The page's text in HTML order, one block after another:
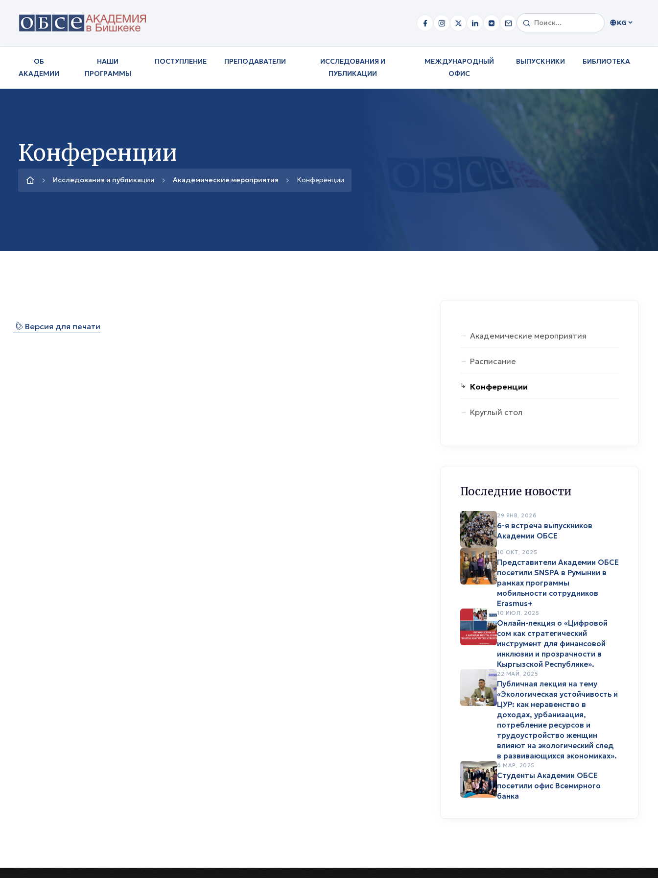
KG
ОБ
АКАДЕМИИ
НАШИ
ПРОГРАММЫ
ПОСТУПЛЕНИЕ ПРЕПОДАВАТЕЛИ
ИССЛЕДОВАНИЯ И
ПУБЛИКАЦИИ
МЕЖДУНАРОДНЫЙ
ОФИС
ВЫПУСКНИКИ БИБЛИОТЕКА
Конференции
Исследования и публикации Академические мероприятия Конференции
⎙ Версия для печати
Академические мероприятия
Расписание
Конференции
Круглый стол
Последние новости
29 ЯНВ, 2026
6-я встреча выпускников
Академии ОБСЕ
10 ОКТ, 2025
Представители Академии ОБСЕ
посетили SNSPA в Румынии в
рамках программы
мобильности сотрудников
Erasmus+
10 ИЮЛ, 2025
Онлайн-лекция о «Цифровой
сом как стратегический
инструмент для финансовой
инклюзии и прозрачности в
Кыргызской Республике».
22 МАЙ, 2025
Публичная лекция на тему
«Экологическая устойчивость и
ЦУР: как неравенство в
доходах, урбанизация,
потребление ресурсов и
трудоустройство женщин
влияют на экологический след
в развивающихся экономиках».
6 МАР, 2025
Студенты Академии ОБСЕ
посетили офис Всемирного
банка